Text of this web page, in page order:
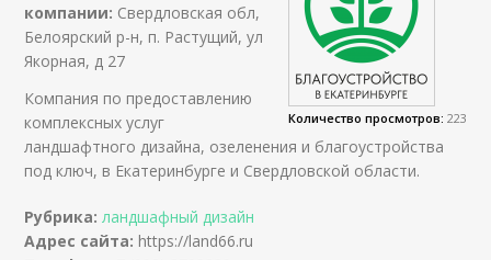
Количество просмотров: 223
компании: Свердловская обл,
Белоярский р-н, п. Растущий, ул
Якорная, д 27
Компания по предоставлению
комплексных услуг
ландшафтного дизайна, озеленения и благоустройства
под ключ, в Екатеринбурге и Свердловской области.
Рубрика: ландшафный дизайн
Адрес сайта: https://land66.ru